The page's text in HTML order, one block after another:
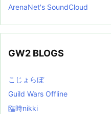
ArenaNet's SoundCloud
GW2 BLOGS
こじょらぼ
Guild Wars Offline
臨時nikki